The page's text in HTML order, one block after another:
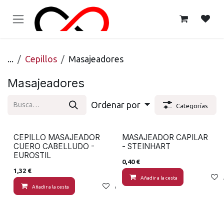
... Cepillos Masajeadores
Masajeadores
Ordenar por Categorías
CEPILLO MASAJEADOR
CUERO CABELLUDO -
EUROSTIL
1,32 €
Añadir a la cesta Añadir a lista de deseos
MASAJEADOR CAPILAR
- STEINHART
0,40€
Añadir a la cesta